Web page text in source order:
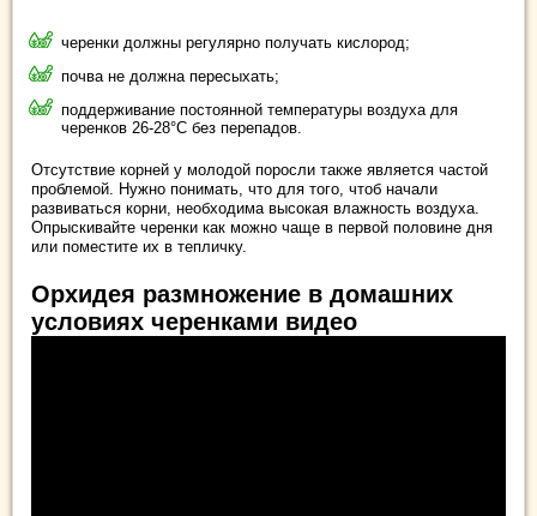
черенки должны регулярно получать кислород;
почва не должна пересыхать;
поддерживание постоянной температуры воздуха для
черенков 26-28°С без перепадов.
Отсутствие корней у молодой поросли также является частой
проблемой. Нужно понимать, что для того, чтоб начали
развиваться корни, необходима высокая влажность воздуха.
Опрыскивайте черенки как можно чаще в первой половине дня
или поместите их в тепличку.
Орхидея размножение в домашних
условиях черенками видео